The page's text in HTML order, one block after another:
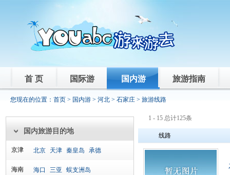
首 页 国际游 国内游 旅游指南
您现在的位置： 首页 > 国内游 > 河北 > 石家庄 > 旅游线路
国内旅游目的地
京津 北京 天津 秦皇岛 承德
海南 海口 三亚
蜈支洲岛
1 - 15 总计125条
线路